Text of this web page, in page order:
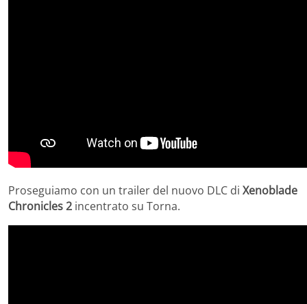
Proseguiamo con un trailer del nuovo DLC di Xenoblade
Chronicles 2 incentrato su Torna.